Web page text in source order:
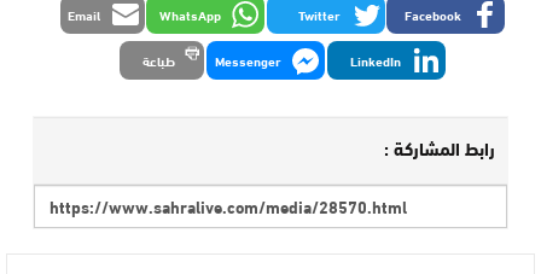
Facebook
Twitter
WhatsApp
Email
LinkedIn
Messenger طباعة
رابط المشاركة :